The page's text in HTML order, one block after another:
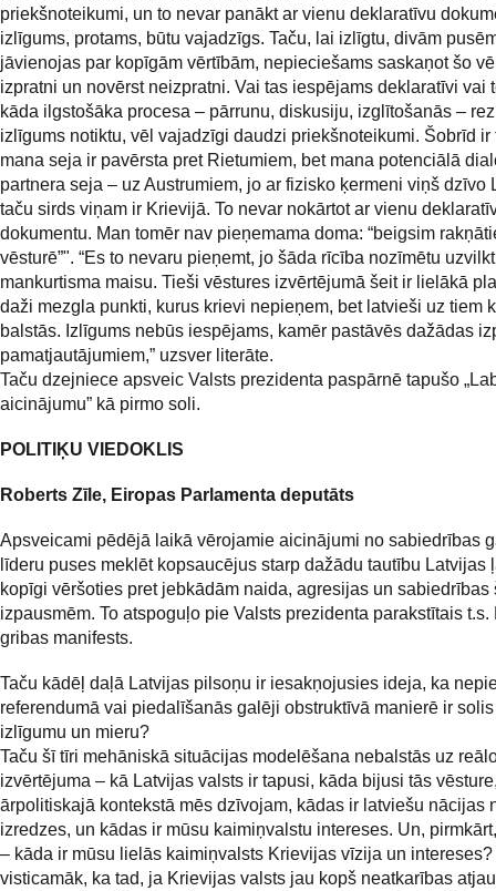
priekšnoteikumi, un to nevar panākt ar vienu deklaratīvu
izlīgums, protams, būtu vajadzīgs. Taču, lai izlīgtu, divām
jāvienojas par kopīgām vērtībām, nepieciešams saskaņot šo
izpratni un novērst neizpratni. Vai tas iespējams deklaratīvi vai
kāda ilgstošāka procesa – pārrunu, diskusiju, izglītošanās –
izlīgums notiktu, vēl vajadzīgi daudzi priekšnoteikumi. Šobrīd ir
mana seja ir pavērsta pret Rietumiem, bet mana potenciālā
partnera seja – uz Austrumiem, jo ar fizisko ķermeni viņš dzīvo
taču sirds viņam ir Krievijā. To nevar nokārtot ar vienu
dokumentu. Man tomēr nav pieņemama doma: “beigsim
vēsturē”". “Es to nevaru pieņemt, jo šāda rīcība nozīmētu
mankurtisma maisu. Tieši vēstures izvērtējumā šeit ir lielākā
daži mezgla punkti, kurus krievi nepieņem, bet latvieši uz tiem
balstās. Izlīgums nebūs iespējams, kamēr pastāvēs dažādas
pamatjautājumiem,” uzsver literāte.
Taču dzejniece apsveic Valsts prezidenta paspārnē tapušo
aicinājumu” kā pirmo soli.
POLITIĶU VIEDOKLIS
Roberts Zīle, Eiropas Parlamenta deputāts
Apsveicami pēdējā laikā vērojamie aicinājumi no sabiedrības
līderu puses meklēt kopsaucējus starp dažādu tautību Latvijas
kopīgi vēršoties pret jebkādām naida, agresijas un sabiedrības
izpausmēm. To atspoguļo pie Valsts prezidenta parakstītais t.s.
gribas manifests.
Taču kādēļ daļā Latvijas pilsoņu ir iesakņojusies ideja, ka
referendumā vai piedalīšanās galēji obstruktīvā manierē ir
izlīgumu un mieru?
Taču šī tīri mehāniskā situācijas modelēšana nebalstās uz
izvērtējuma – kā Latvijas valsts ir tapusi, kāda bijusi tās
ārpolitiskajā kontekstā mēs dzīvojam, kādas ir latviešu nācijas
izredzes, un kādas ir mūsu kaimiņvalstu intereses. Un,
– kāda ir mūsu lielās kaimiņvalsts Krievijas vīzija un intereses?
visticamāk, ka tad, ja Krievijas valsts jau kopš neatkarības